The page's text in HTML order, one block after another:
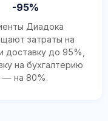
-95%
Диадока
затраты на
доставку до 95%,
на бухгалтерию
— на 80%.